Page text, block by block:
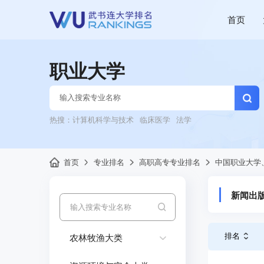
首页
职业大学
热搜： 计算机科学与技术 临床医学 法学
首页 专业排名 高职高专专业排名 中国职业大学
农林牧渔大类
新闻出
排名